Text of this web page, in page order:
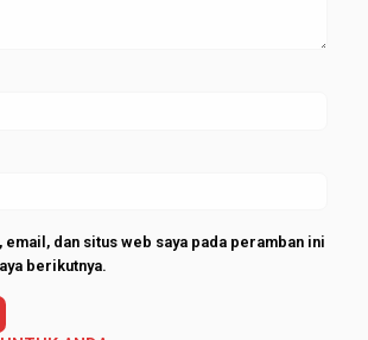
email, dan situs web saya pada peramban ini
berikutnya.